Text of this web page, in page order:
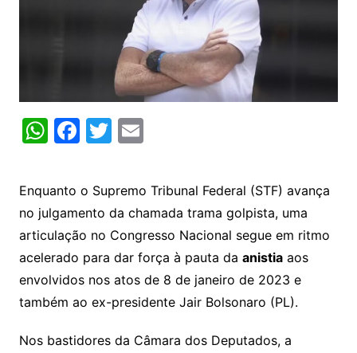
W
at
s
A
p
p
F
c
e
b
o
o
k
T
itt
er
E
ai
l
Enquanto o Supremo Tribunal Federal (STF) avança
no julgamento da chamada trama golpista, uma
articulação no Congresso Nacional segue em ritmo
acelerado para dar força à pauta da anistiaaos
envolvidos nos atos de 8 de janeiro de 2023 e
também ao ex-presidente Jair Bolsonaro (PL).
Nos bastidores da Câmara dos Deputados, a